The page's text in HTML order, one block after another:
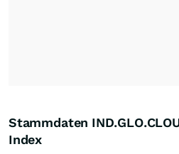
Stammdaten
Index